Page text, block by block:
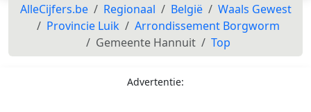
AlleCijfers.be Regionaal België
Waals Gewest
Provincie Luik
Arrondissement Borgworm
Gemeente Hannuit
Top
Advertentie: